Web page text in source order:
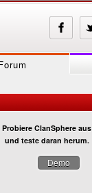
Probiere ClanSphere aus
und teste daran herum.
Demo